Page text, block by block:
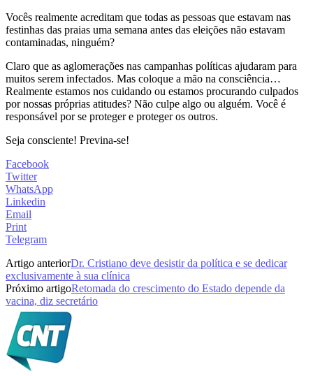
Vocês realmente acreditam que todas as pessoas que estavam nas
festinhas das praias uma semana antes das eleições não estavam
contaminadas, ninguém?
Claro que as aglomerações nas campanhas políticas ajudaram para
muitos serem infectados. Mas coloque a mão na consciência…
Realmente estamos nos cuidando ou estamos procurando culpados
por nossas próprias atitudes? Não culpe algo ou alguém. Você é
responsável por se proteger e proteger os outros.
Seja consciente! Previna-se!
Facebook
Twitter
WhatsApp
Linkedin
Email
Print
Telegram
Artigo anteriorDr. Cristiano deve desistir da política e se dedicar
exclusivamente à sua clínica
Próximo artigoRetomada do crescimento do Estado depende da
vacina, diz secretário